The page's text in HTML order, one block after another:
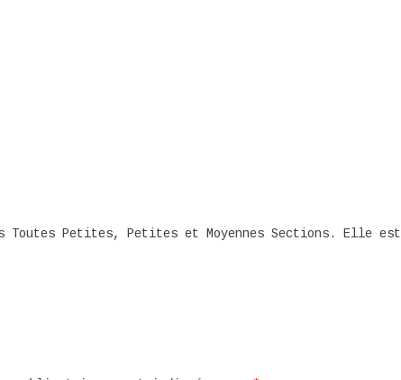
Toutes Petites, Petites et Moyennes Sections. Elle est